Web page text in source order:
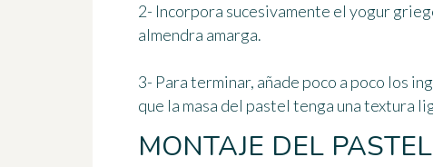
2- Incorpora sucesivamente el yogur
almendra amarga.
3- Para terminar, añade poco a poco los
que la masa del pastel tenga una textura
MONTAJE DEL PASTEL